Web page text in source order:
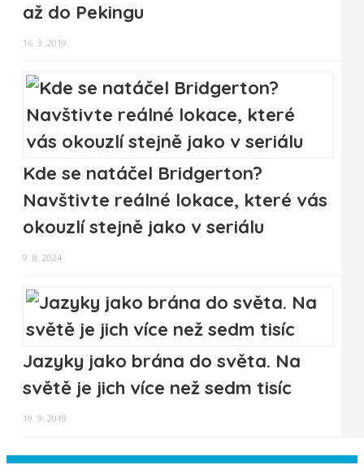
až do Pekingu
16. 3. 2019
Kde se natáčel Bridgerton?
Navštivte reálné lokace, které vás
okouzlí stejně jako v seriálu
9. 8. 2024
Jazyky jako brána do světa. Na
světě je jich více než sedm tisíc
19. 9. 2019